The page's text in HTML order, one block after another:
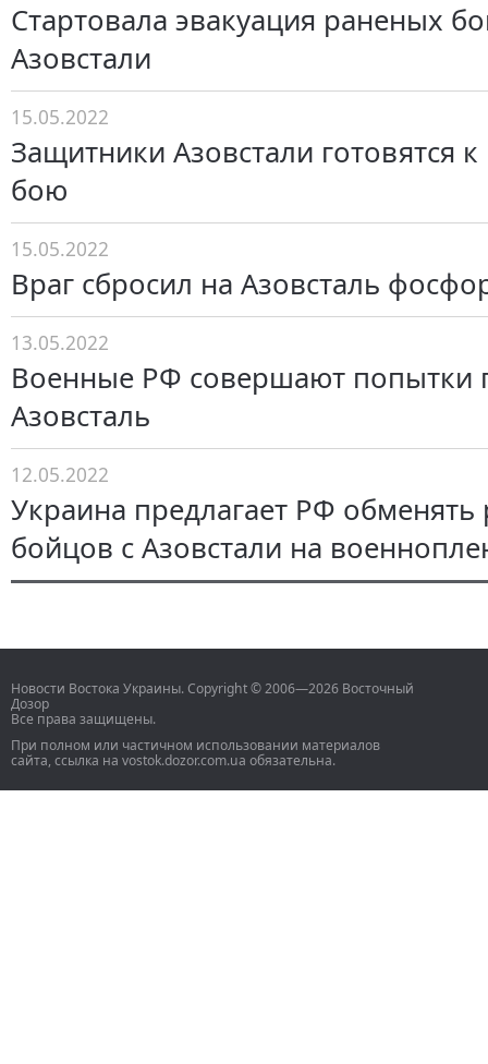
Стартовала эвакуация раненых
Азовстали
15.05.2022
Защитники Азовстали готовятся
бою
15.05.2022
Враг сбросил на Азовсталь
13.05.2022
Военные РФ совершают попытки
Азовсталь
12.05.2022
Украина предлагает РФ
бойцов с Азовстали на
Новости Востока Украины. Copyright © 2006—2026 Восточный
Дозор
Все права защищены.
При полном или частичном использовании материалов
сайта, ссылка на vostok.dozor.com.ua обязательна.